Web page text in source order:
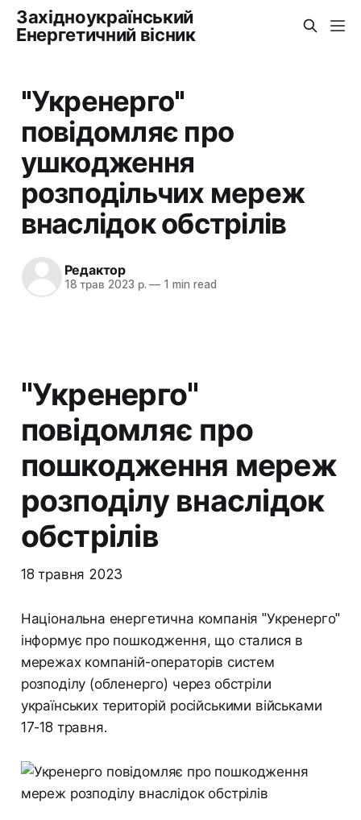
Західноукраїнський
Енергетичний вісник
"Укренерго"
повідомляє про
ушкодження
розподільчих мереж
внаслідок обстрілів
Редактор
18 трав 2023 р. — 1 min read
"Укренерго"
повідомляє про
пошкодження мереж
розподілу внаслідок
обстрілів
18 травня 2023
Національна енергетична компанія "Укренерго"
інформує про пошкодження, що сталися в
мережах компаній-операторів систем
розподілу (обленерго) через обстріли
українських територій російськими військами
17-18 травня.